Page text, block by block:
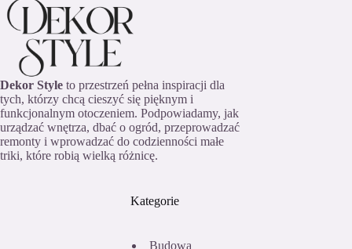
Dekor Style to przestrzeń pełna inspiracji dla
tych, którzy chcą cieszyć się pięknym i
funkcjonalnym otoczeniem. Podpowiadamy, jak
urządzać wnętrza, dbać o ogród, przeprowadzać
remonty i wprowadzać do codzienności małe
triki, które robią wielką różnicę.
Kategorie
Budowa